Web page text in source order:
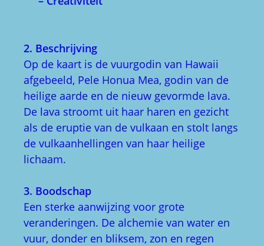
2. Beschrijving
Op de kaart is de vuurgodin van Hawaii
afgebeeld, Pele Honua Mea, godin van de
heilige aarde en de nieuw gevormde lava.
De lava stroomt uit haar haren en gezicht
als de eruptie van de vulkaan en stolt langs
de vulkaanhellingen van haar heilige
lichaam.
3. Boodschap
Een sterke aanwijzing voor grote
veranderingen. De alchemie van water en
vuur, donder en bliksem, zon en regen